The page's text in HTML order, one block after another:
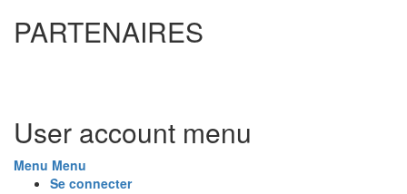
PARTENAIRES
User account menu
Menu Menu
Se connecter